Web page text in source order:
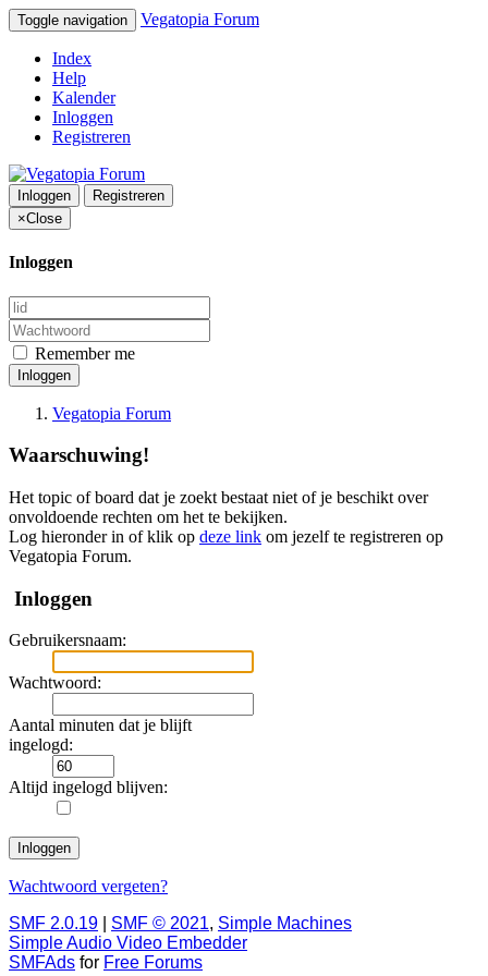
Toggle navigation Vegatopia Forum
Index
Help
Kalender
Inloggen
Registreren
Inloggen
Registreren
×Close
Inloggen
Remember me
Inloggen
Vegatopia Forum
Waarschuwing!
Het topic of board dat je zoekt bestaat niet of je beschikt over
onvoldoende rechten om het te bekijken.
Log hieronder in of klik op deze link om jezelf te registreren op
Vegatopia Forum.
Inloggen
Gebruikersnaam:
Wachtwoord:
Aantal minuten dat je blijft
ingelogd:
Altijd ingelogd blijven:
Wachtwoord vergeten?
SMF 2.0.19
SMF © 2021, Simple Machines
Simple Audio Video Embedder
SMFAds for Free Forums